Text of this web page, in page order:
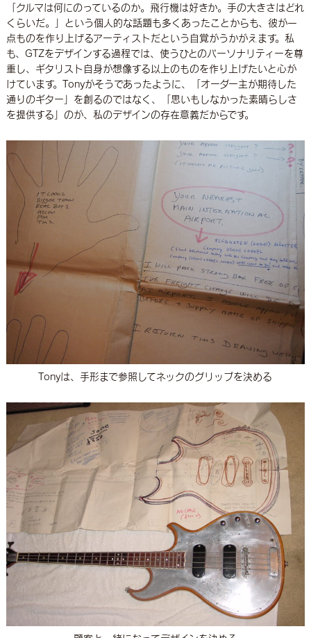
「クルマは何にのっているのか。飛行機は好きか。手の大きさはどれ
くらいだ。」という個人的な話題も多くあったことからも、彼が一
点ものを作り上げるアーティストだという自覚がうかがえます。私
も、GTZをデザインする過程では、使うひとのパーソナリティーを尊
重し、ギタリスト自身が想像する以上のものを作り上げたいと心が
けています。Tonyがそうであったように、「オーダー主が期待した
通りのギター」を創るのではなく、「思いもしなかった素晴らしさ
を提供する」のが、私のデザインの存在意義だからです。
Tonyは、手形まで参照してネックのグリップを決める